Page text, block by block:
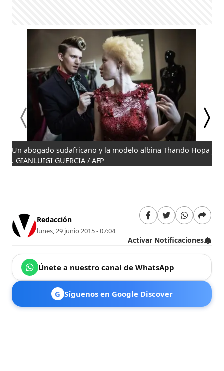
Un abogado sudafricano y la modelo albina Thando Hopa
. GIANLUIGI GUERCIA / AFP
Redacción
lunes, 29 junio 2015 - 07:04
Activar Notificaciones
Únete a nuestro canal de WhatsApp
G Síguenos en Google Discover